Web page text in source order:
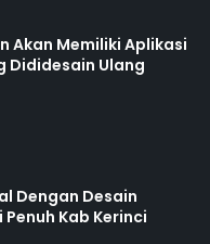
Akan Memiliki Aplikasi
Dididesain Ulang
Dengan Desain
Kab Kerinci